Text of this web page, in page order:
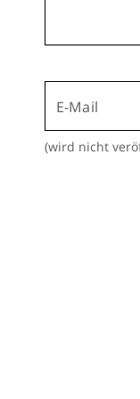
E-Mail
(wird nicht